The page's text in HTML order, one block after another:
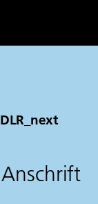
DLR_next
Anschrift